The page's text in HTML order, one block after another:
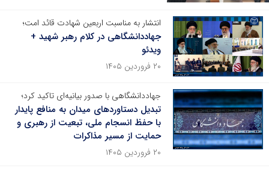
انتشار به مناسبت اربعین شهادت قائد امت؛
جهاددانشگاهی در کلام رهبر شهید +
ویدئو
۲۰ فروردین ۱۴۰۵
جهاددانشگاهی با صدور بیانیه‌ای تاکید کرد؛
تبدیل دستاوردهای میدان به منافع پایدار
با حفظ انسجام ملی، تبعیت از رهبری و
حمایت از مسیر مذاکرات
۲۰ فروردین ۱۴۰۵